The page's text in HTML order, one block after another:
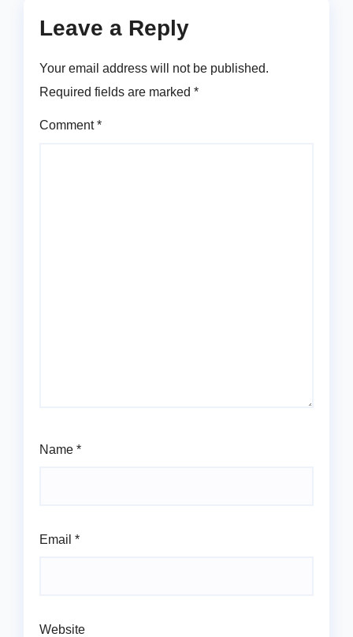
Leave a Reply
Your email address will not be published.
Required fields are marked *
Comment*
Name *
Email *
Website